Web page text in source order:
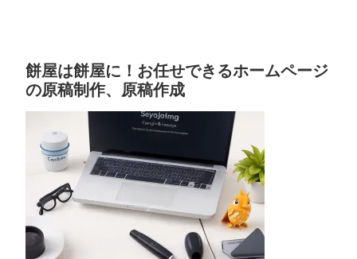
餅屋は餅屋に！お任せできるホームページ
の原稿制作、原稿作成